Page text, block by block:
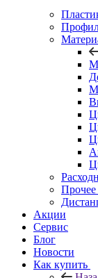
Прочее
Акции
Сервис
Блог
Новости
Как купить